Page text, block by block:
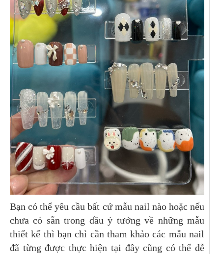
Bạn có thể yêu cầu bất cứ mẫu nail nào hoặc nếu
chưa có sẵn trong đầu ý tưởng về những mẫu
thiết kế thì bạn chỉ cần tham khảo các mẫu nail
đã từng được thực hiện tại đây cũng có thể dễ